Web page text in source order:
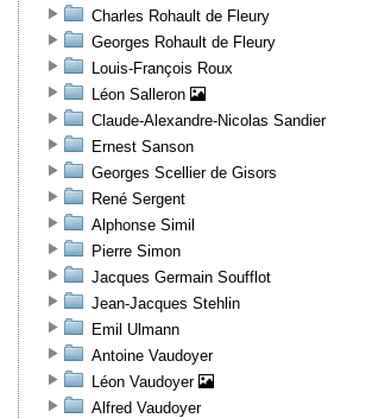
Charles Rohault de Fleury
Georges Rohault de Fleury
Louis-François Roux
Léon Salleron
Claude-Alexandre-Nicolas Sandier
Ernest Sanson
Georges Scellier de Gisors
René Sergent
Alphonse Simil
Pierre Simon
Jacques Germain Soufflot
Jean-Jacques Stehlin
Emil Ulmann
Antoine Vaudoyer
Léon Vaudoyer
Alfred Vaudoyer